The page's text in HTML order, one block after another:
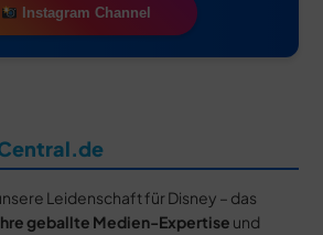
Instagram Channel
Leidenschaft für Disney – das
geballte Medien-Expertise und